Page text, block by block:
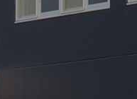
ングバッグ・アクセサリー